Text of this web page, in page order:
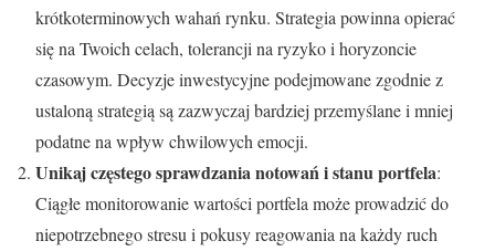
krótkoterminowych wahań rynku. Strategia powinna opierać
się na Twoich celach, tolerancji na ryzyko i horyzoncie
czasowym. Decyzje inwestycyjne podejmowane zgodnie z
ustaloną strategią są zazwyczaj bardziej przemyślane i mniej
podatne na wpływ chwilowych emocji.
Unikaj częstego sprawdzania notowań i stanu portfela:
Ciągłe monitorowanie wartości portfela może prowadzić do
niepotrzebnego stresu i pokusy reagowania na każdy ruch